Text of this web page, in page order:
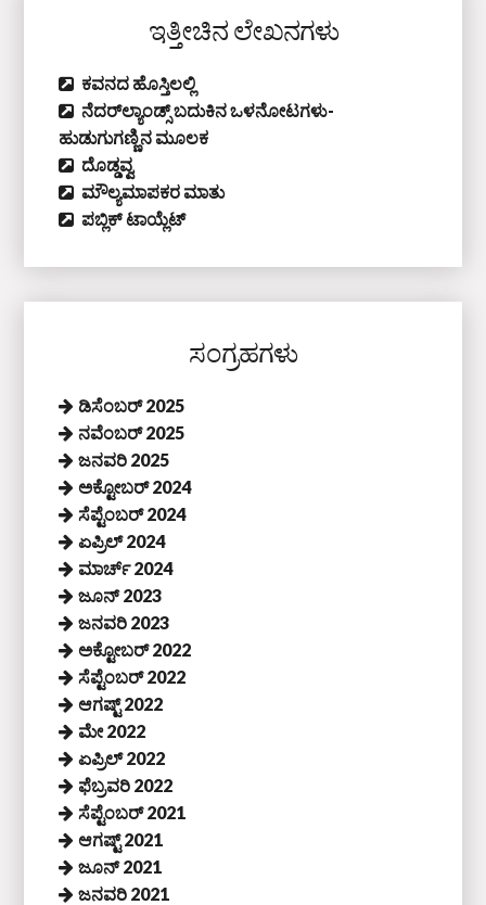
ಇತ್ತೀಚಿನ ಲೇಖನಗಳು
ಕವನದ ಹೊಸ್ತಿಲಲ್ಲಿ
ನೆದರ್‌ಲ್ಯಾಂಡ್ಸ್‌ ಬದುಕಿನ ಒಳನೋಟಗಳು-
ಹುಡುಗುಗಣ್ಣಿನ ಮೂಲಕ
ದೊಡ್ಡವ್ವ
ಮೌಲ್ಯಮಾಪಕರ ಮಾತು
ಪಬ್ಲಿಕ್‌ ಟಾಯ್ಲೆಟ್‌
ಸಂಗ್ರಹಗಳು
ಡಿಸೆಂಬರ್ 2025
ನವೆಂಬರ್ 2025
ಜನವರಿ 2025
ಅಕ್ಟೋಬರ್ 2024
ಸೆಪ್ಟೆಂಬರ್ 2024
ಏಪ್ರಿಲ್ 2024
ಮಾರ್ಚ್ 2024
ಜೂನ್ 2023
ಜನವರಿ 2023
ಅಕ್ಟೋಬರ್ 2022
ಸೆಪ್ಟೆಂಬರ್ 2022
ಆಗಷ್ಟ್ 2022
ಮೇ 2022
ಏಪ್ರಿಲ್ 2022
ಫೆಬ್ರವರಿ 2022
ಸೆಪ್ಟೆಂಬರ್ 2021
ಆಗಷ್ಟ್ 2021
ಜೂನ್ 2021
ಜನವರಿ 2021